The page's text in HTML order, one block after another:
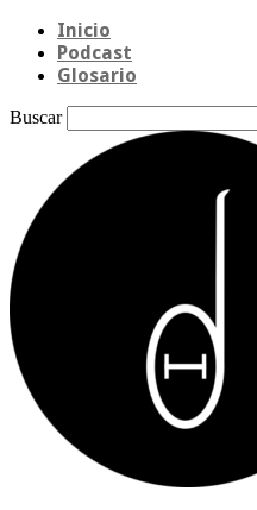
Inicio
Podcast
Glosario
Buscar